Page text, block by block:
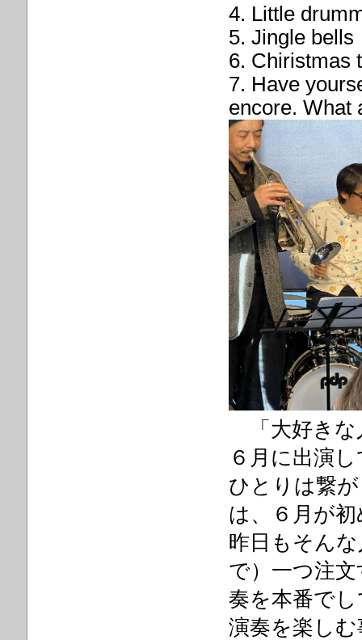
4. Little
5. Jingle bells
6. Chiristmas
7. Have
encore. What
「大好きな
６月に出演
ひとりは繋
は、６月が
昨日もそん
で）一つ注
奏を本番で
演奏を楽し